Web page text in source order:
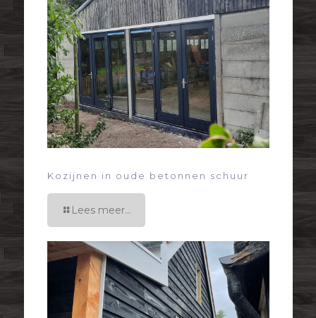
Kozijnen in oude betonnen schuur
Lees meer...